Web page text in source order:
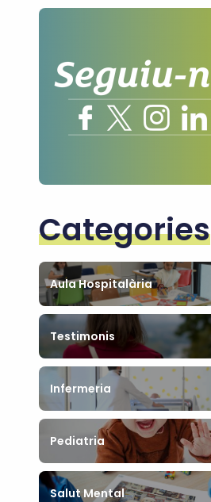
Categories
Aula Hospitalària
Testimonis
Infermeria
Pediatria
Salut Mental